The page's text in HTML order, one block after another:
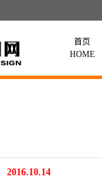
首页
HOME
2016.10.14